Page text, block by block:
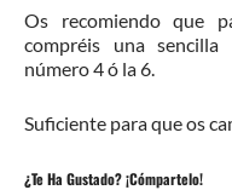
Os recomiendo que
compréis una
número 4 ó la 6.
Suficiente para que os
¿Te Ha Gustado? ¡Cómpartelo!